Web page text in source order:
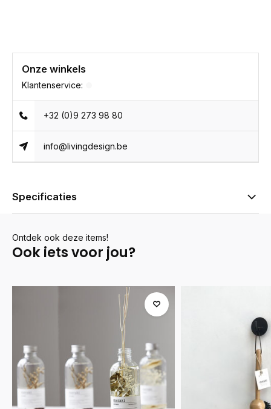
Onze winkels
Klantenservice:
+32 (0)9 273 98 80
info@livingdesign.be
Specificaties
Ontdek ook deze items!
Ook iets voor jou?